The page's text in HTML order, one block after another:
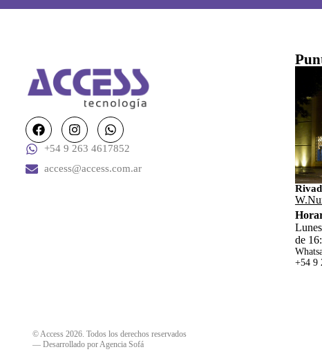
+54 9 263 4617852
access@access.com.ar
de
+54 9
© Access 2026. Todos los derechos reservados
— Desarrollado por Agencia Sofá